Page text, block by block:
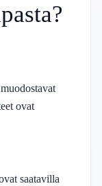
ovat
saatavilla